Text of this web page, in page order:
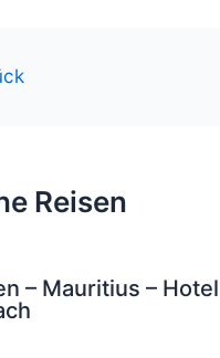
Reisen
– Mauritius –